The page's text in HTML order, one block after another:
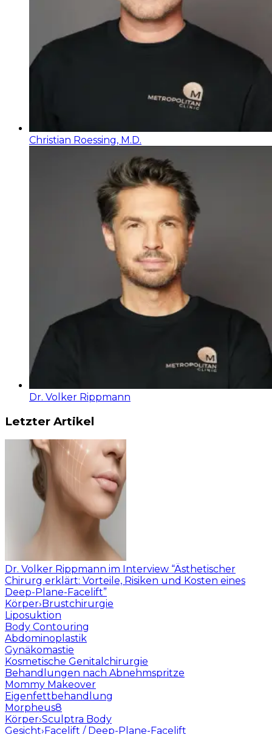
Christian Roessing, M.D.
Dr. Volker Rippmann
Letzter Artikel
Dr. Volker Rippmann im Interview “Ästhetischer
Chirurg erklärt: Vorteile, Risiken und Kosten eines
Deep-Plane-Facelift”
Körper› Brustchirurgie
Liposuktion
Body Contouring
Abdominoplastik
Gynäkomastie
Kosmetische Genitalchirurgie
Behandlungen nach Abnehmspritze
Mommy Makeover
Eigenfettbehandlung
Morpheus8
Körper›Sculptra Body
Gesicht› Facelift / Deep-Plane-Facelift